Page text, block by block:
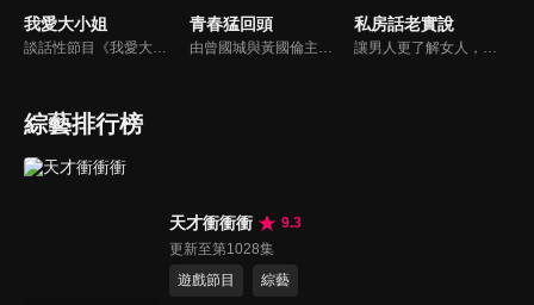
我愛大小姐
談話性節目《我愛大小姐》是由吳淡如、林慧萍主持的一檔談話性節目，講訴女人間的那些事。
青春猛回頭
由曾國城與黃國倫主持，節目中邀請20位20歲以下青少年組成青春團，另一邊則為年紀相較成熟的藝人來賓為不老團，每集分別就一件青少年必定遇見的事件討論，看兩個不同年代的人們，所擁有的不同看法與立場。帶領讓觀眾一起回到那些年的青春歲月！
私房話老實說
讓男人更了解女人，女人更了解自己 ，揭密女性私房話，讓療癒專家教你更愛自己！由于美人和納豆攜手主持，更多你想知道的女性私密話題都在《私房話老實說》。
綜藝排行榜
天才衝衝衝
9.3
更新至第1028集
遊戲節目
綜藝